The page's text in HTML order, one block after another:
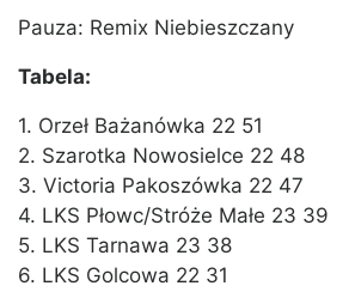
Pauza: Remix Niebieszczany
Tabela:
1. Orzeł Bażanówka 22 51
2. Szarotka Nowosielce 22 48
3. Victoria Pakoszówka 22 47
4. LKS Płowc/Stróże Małe 23 39
5. LKS Tarnawa 23 38
6. LKS Golcowa 22 31